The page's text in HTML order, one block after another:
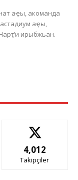
аҿы, акоманда
аҿы,
ирыбжьан.
4,012
Takipçiler